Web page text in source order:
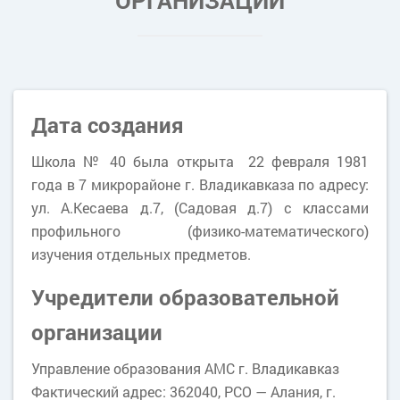
Дата создания
Школа № 40 была открыта 22 февраля 1981
года в 7 микрорайоне г. Владикавказа по адресу:
ул. А.Кесаева д.7, (Садовая д.7) с классами
профильного (физико-математического)
изучения отдельных предметов.
Учредители образовательной
организации
Управление образования АМС г. Владикавказ
Фактический адрес: 362040, РСО — Алания, г.